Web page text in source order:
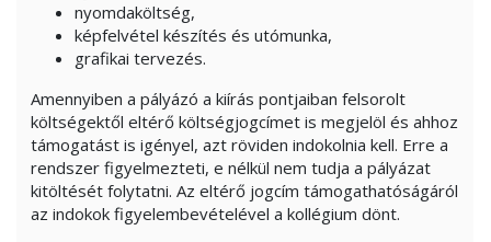
nyomdaköltség,
képfelvétel készítés és utómunka,
grafikai tervezés.
Amennyiben a pályázó a kiírás pontjaiban felsorolt
költségektől eltérő költségjogcímet is megjelöl és ahhoz
támogatást is igényel, azt röviden indokolnia kell. Erre a
rendszer figyelmezteti, e nélkül nem tudja a pályázat
kitöltését folytatni. Az eltérő jogcím támogathatóságáról
az indokok figyelembevételével a kollégium dönt.